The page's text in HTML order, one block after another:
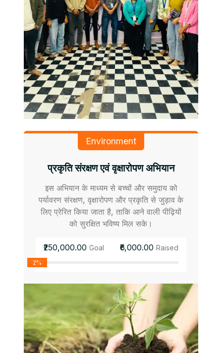
Environment
प्रकृति संरक्षण एवं वृक्षारोपण अभियान
इस अभियान के माध्यम से बच्चों और समुदाय को
पर्यावरण संरक्षण, वृक्षारोपण और प्रकृति से जुड़ाव के
लिए प्रेरित किया जाता है, ताकि आने वाली पीढ़ियों
को सुरक्षित भविष्य मिल सके।
₹250,000.00 Goal ₹6,000.00 Raised
2%